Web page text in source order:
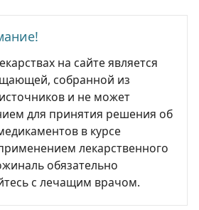
на сайте является
собранной из
и не может
для принятия решения об
в курсе
лекарственного
обязательно
с лечащим врачом.